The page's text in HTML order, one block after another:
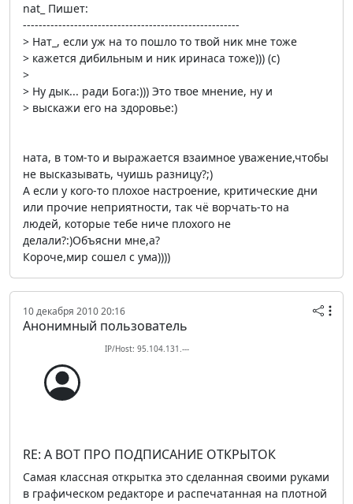
nat_ Пишет:
-------------------------------------------------------
> Нат_, если уж на то пошло то твой ник мне тоже
> кажется дибильным и ник иринаса тоже))) (c)
>
> Ну дык... ради Бога:))) Это твое мнение, ну и
> выскажи его на здоровье:)
ната, в том-то и выражается взаимное уважение,чтобы
не высказывать, чуишь разницу?;)
А если у кого-то плохое настроение, критические дни
или прочие неприятности, так чё ворчать-то на
людей, которые тебе ниче плохого не
делали?:)Объясни мне,а?
Короче,мир сошел с ума))))
10 декабря 2010 20:16
Анонимный пользователь
IP/Host: 95.104.131.---
RE: А ВОТ ПРО ПОДПИСАНИЕ ОТКРЫТОК
Самая классная открытка это сделанная своими руками
в графическом редакторе и распечатанная на плотной